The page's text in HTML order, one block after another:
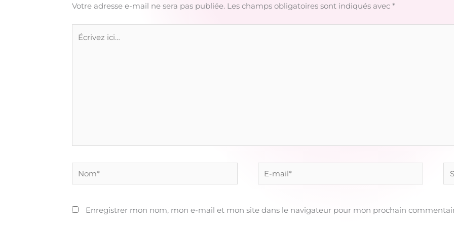
Votre adresse e-mail ne sera pas publiée. Les champs obligatoires sont indiqués avec *
Nom*
E-
mail*
Enregistrer mon nom, mon e-mail et mon site dans le navigateur pour mon prochain